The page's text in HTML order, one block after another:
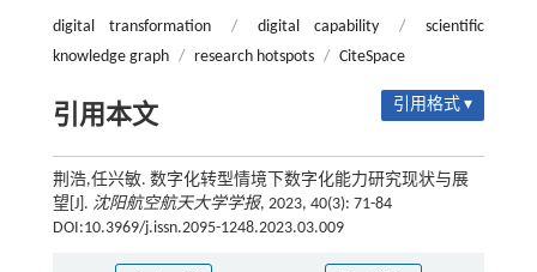
digital transformation / digital capability /
scientific
knowledge graph / research hotspots / CiteSpace
引用本文 引用格式 ▾
荆浩,任兴敏. 数字化转型情境下数字化能力研究现状与展
望[J]. 沈阳航空航天大学学报, 2023, 40(3): 71-84
DOI:10.3969/j.issn.2095-1248.2023.03.009